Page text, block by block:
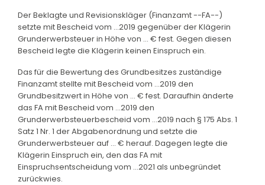
Der Beklagte und Revisionskläger (Finanzamt --FA--)
setzte mit Bescheid vom ...2019 gegenüber der Klägerin
Grunderwerbsteuer in Höhe von ... € fest. Gegen diesen
Bescheid legte die Klägerin keinen Einspruch ein.
Das für die Bewertung des Grundbesitzes zuständige
Finanzamt stellte mit Bescheid vom ...2019 den
Grundbesitzwert in Höhe von ... € fest. Daraufhin änderte
das FA mit Bescheid vom ...2019 den
Grunderwerbsteuerbescheid vom ...2019 nach § 175 Abs. 1
Satz 1 Nr. 1 der Abgabenordnung und setzte die
Grunderwerbsteuer auf ... € herauf. Dagegen legte die
Klägerin Einspruch ein, den das FA mit
Einspruchsentscheidung vom ...2021 als unbegründet
zurückwies.